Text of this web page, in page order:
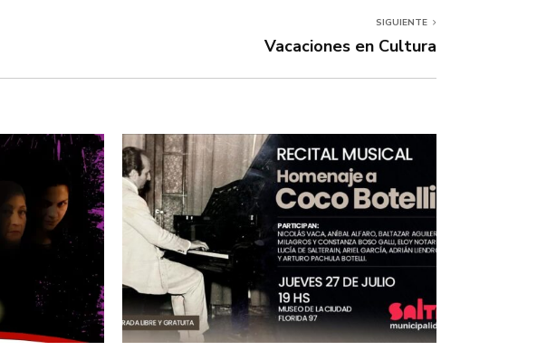
SIGUIENTE
Vacaciones en Cultura